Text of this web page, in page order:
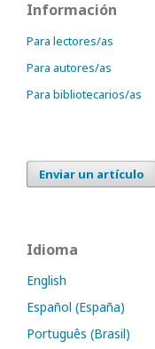
Información
Para lectores/as
Para autores/as
Para bibliotecarios/as
Enviar un artículo
Idioma
English
Español (España)
Português (Brasil)